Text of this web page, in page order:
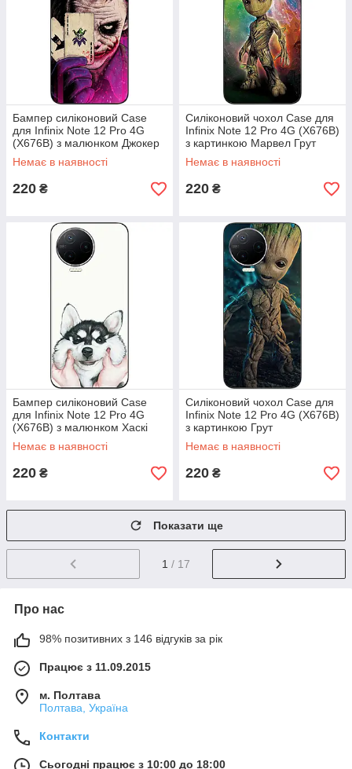
Бампер силіконовий Case
для Infinix Note 12 Pro 4G
(X676B) з малюнком Джокер
Немає в наявності
220 ₴
Силіконовий чохол Case для
Infinix Note 12 Pro 4G (X676B)
з картинкою Марвел Грут
Немає в наявності
220 ₴
Бампер силіконовий Case
для Infinix Note 12 Pro 4G
(X676B) з малюнком Хаскі
Немає в наявності
220 ₴
Силіконовий чохол Case для
Infinix Note 12 Pro 4G (X676B)
з картинкою Грут
Немає в наявності
220 ₴
Показати ще
1 / 17
Про нас
98% позитивних з 146 відгуків за рік
Працює з 11.09.2015
м. Полтава
Полтава, Україна
Контакти
Сьогодні працює з 10:00 до 18:00